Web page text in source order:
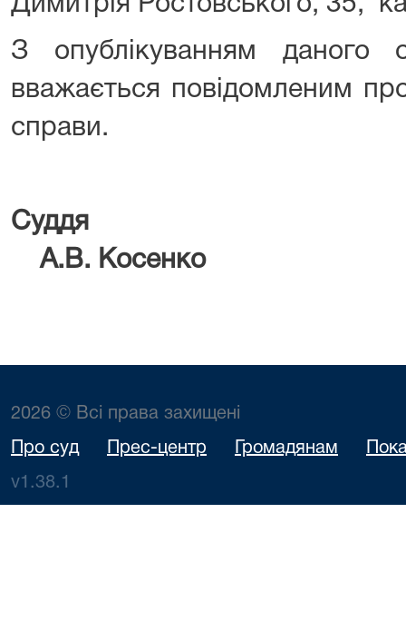
Димитрія Ростовського, 35,
З опублікуванням даного
вважається повідомленим
справи.
А.В. Косенко
2026 © Всі права захищені
Про суд Прес-центр Громадянам
v1.38.1